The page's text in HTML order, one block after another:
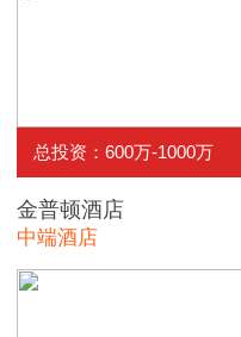
总投资：600万-1000万
金普顿酒店
中端酒店